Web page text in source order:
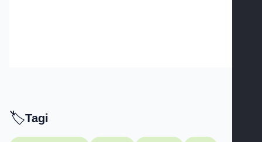
🏷️Tagi -
Tagi